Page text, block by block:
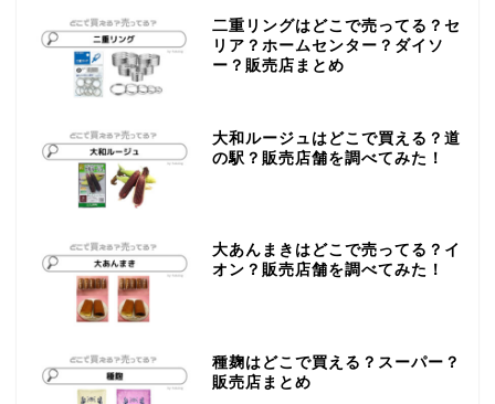
二重リングはどこで売ってる？セ
リア？ホームセンター？ダイソ
ー？販売店まとめ
大和ルージュはどこで買える？道
の駅？販売店舗を調べてみた！
大あんまきはどこで売ってる？イ
オン？販売店舗を調べてみた！
種麹はどこで買える？スーパー？
販売店まとめ